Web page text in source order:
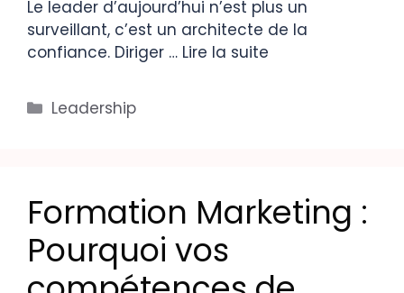
Le leader d’aujourd’hui n’est plus un
surveillant, c’est un architecte de la
confiance. Diriger … Lire la suite
Leadership
Formation Marketing :
Pourquoi vos